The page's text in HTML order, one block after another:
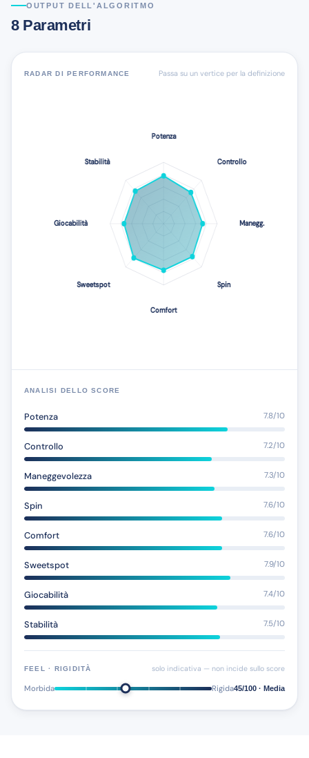
OUTPUT DELL'ALGORITMO
8 Parametri
RADAR DI PERFORMANCE Passa su un vertice per la definizione
ANALISI DELLO SCORE
Potenza 7.8/10
Controllo 7.2/10
Maneggevolezza 7.3/10
Spin 7.6/10
Comfort 7.6/10
Sweetspot 7.9/10
Giocabilità 7.4/10
Stabilità 7.5/10
FEEL · RIGIDITÀ solo indicativa — non incide sullo score
Morbida Rigida45/100 · Media